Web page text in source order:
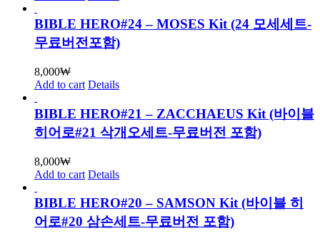
BIBLE HERO#24 – MOSES Kit (24 모세세트-
무료버전포함)
8,000₩
Add to cart Details
BIBLE HERO#21 – ZACCHAEUS Kit (바이블
히어로#21 삭개오세트-무료버전 포함)
8,000₩
Add to cart Details
BIBLE HERO#20 – SAMSON Kit (바이블 히
어로#20 삼손세트-무료버전 포함)